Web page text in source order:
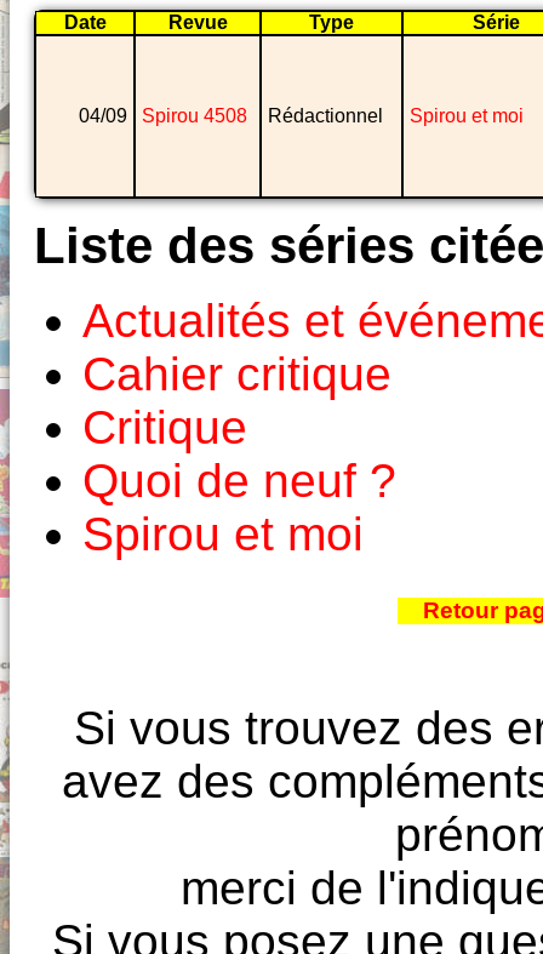
Date Revue Type Série
04/09 Spirou 4508 Rédactionnel Spirou et moi
Liste des séries
Actualités et
Cahier critique
Critique
Quoi de neuf ?
Spirou et moi
Retour
Si vous trouvez des
avez des
merci de
Si vous posez une